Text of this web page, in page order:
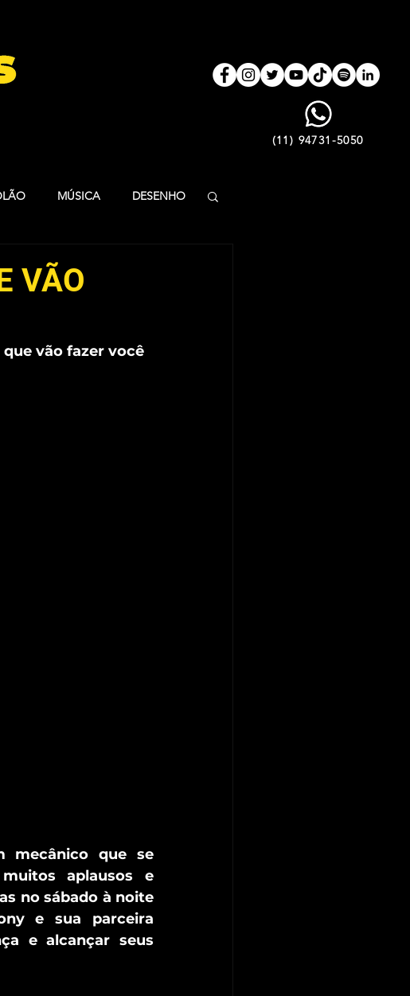
(11) 94731-5050
MÚSICA DESENHO
INFANTIL
VÃO
vão fazer você
mecânico que se
aplausos e
no sábado à noite
e sua parceira
e alcançar seus